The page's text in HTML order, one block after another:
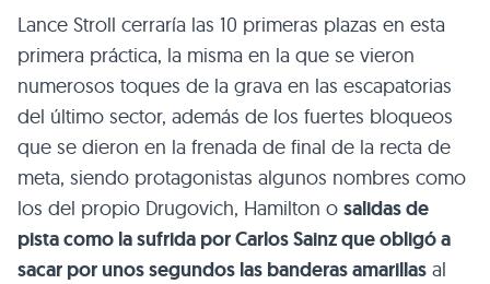
Lance Stroll cerraría las 10 primeras plazas en esta
primera práctica, la misma en la que se vieron
numerosos toques de la grava en las escapatorias
del último sector, además de los fuertes bloqueos
que se dieron en la frenada de final de la recta de
meta, siendo protagonistas algunos nombres como
los del propio Drugovich, Hamilton o salidas de
pista como la sufrida por Carlos Sainz que obligó a
sacar por unos segundos las banderas amarillas al